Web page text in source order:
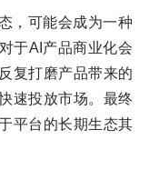
，可能会成为一种
于AI产品商业化会
复打磨产品带来的
速投放市场。最终
平台的长期生态其